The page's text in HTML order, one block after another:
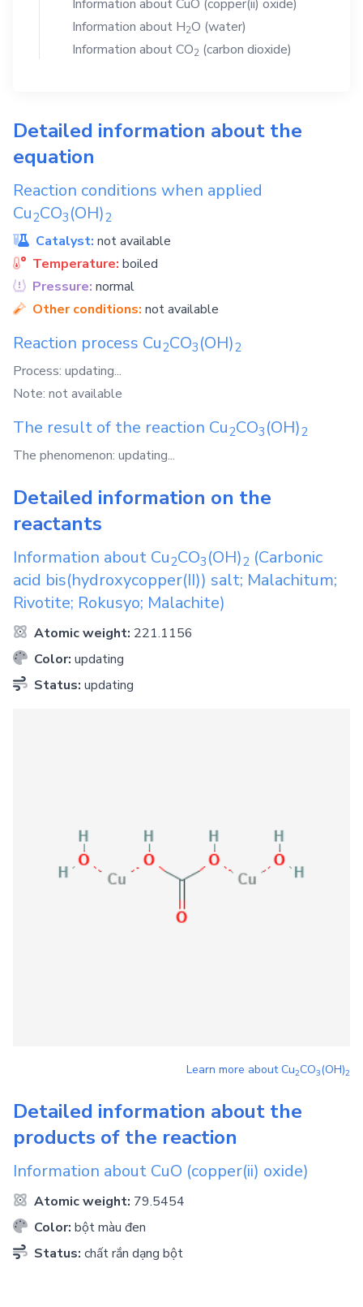
Information aboutCuO (copper(ii) oxide)
Information about H2O (water)
Information aboutCO2 (carbon dioxide)
Detailed information about the
equation
Reaction conditions when applied
Cu2CO3 (OH)2
Catalyst: not available
Temperature: boiled
Pressure: normal
Other conditions: not available
Reaction process Cu2CO3 (OH)2
Process: updating...
Note: not available
The result of the reaction Cu2CO3 (OH)2
The phenomenon: updating...
Detailed information on the
reactants
Information about Cu2CO3 (OH)2 (Carbonic
acid bis(hydroxycopper(II)) salt; Malachitum;
Rivotite; Rokusyo; Malachite)
Atomic weight: 221.1156
Color: updating
Status: updating
Learn more aboutCu2CO3(OH)2
Detailed information about the
products of the reaction
Information about CuO (copper(ii) oxide)
Atomic weight: 79.5454
Color: bột màu đen
Status: chất rắn dạng bột